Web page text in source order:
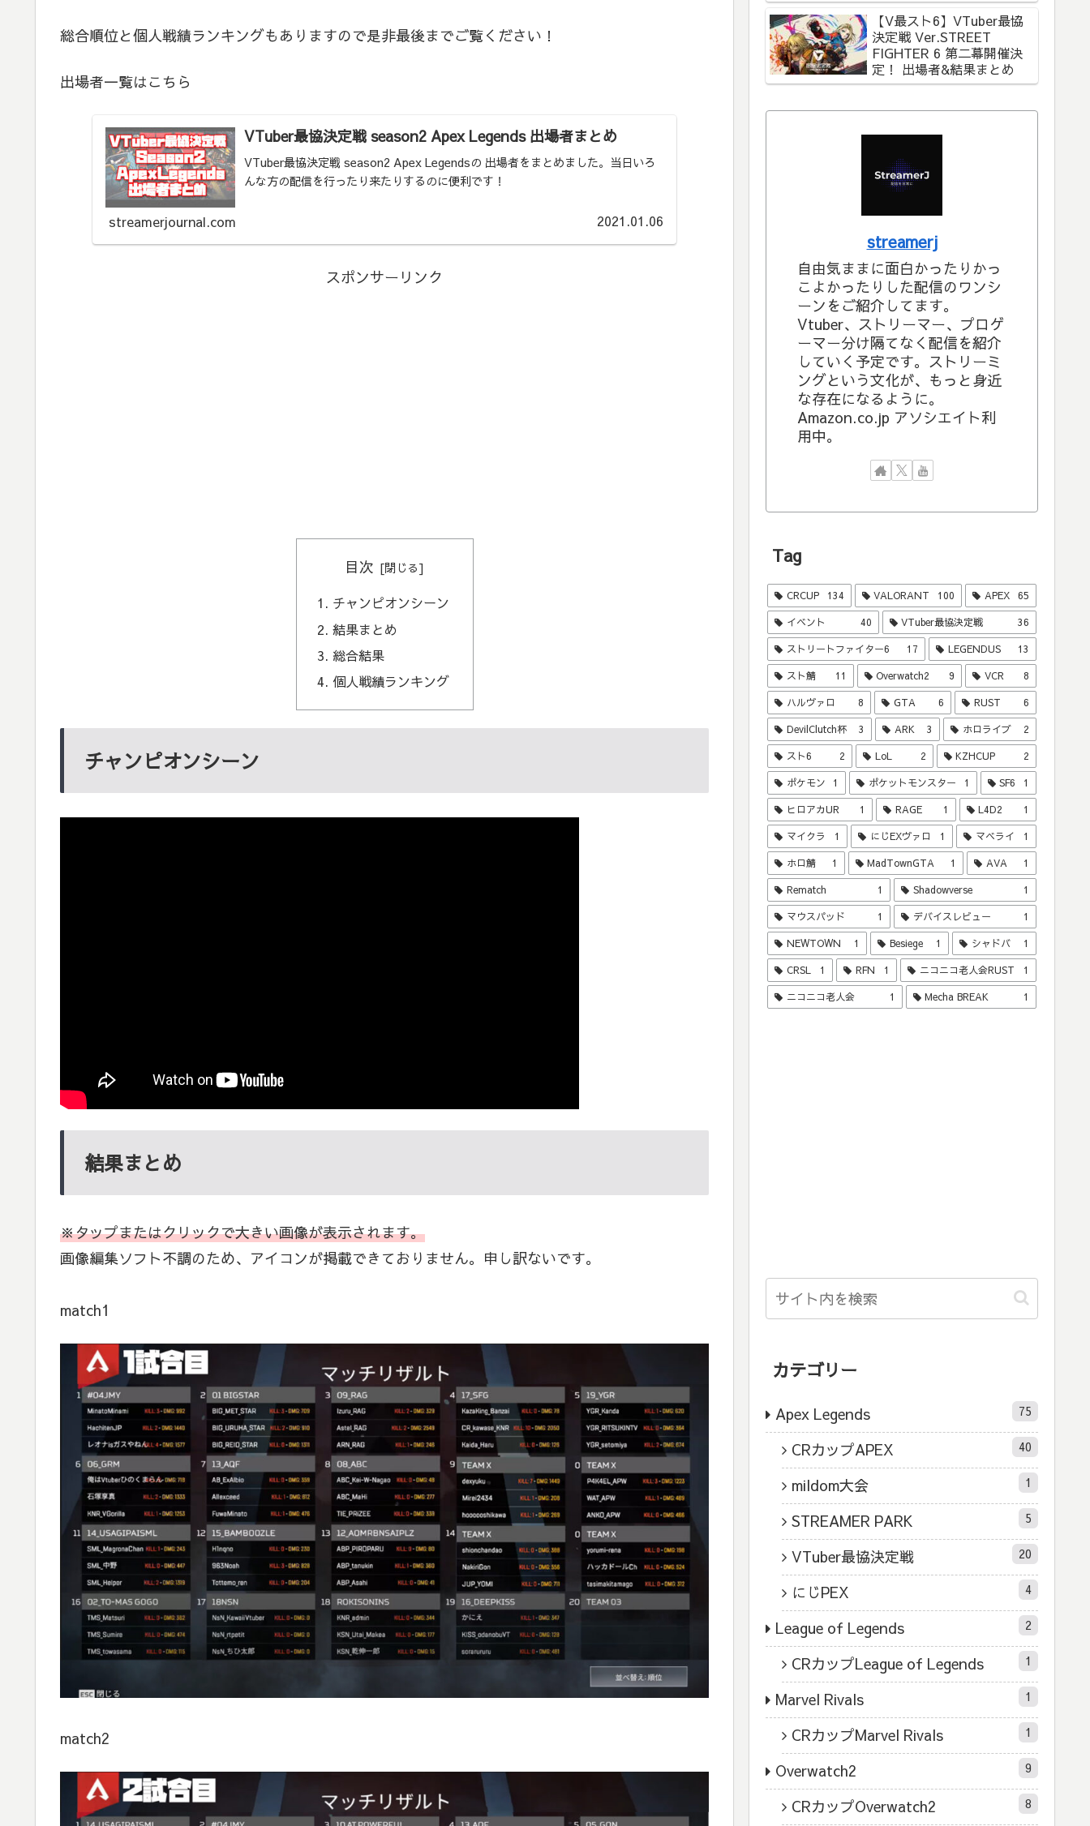
総合順位と個人戦績ランキングもありますので是非最後までご覧ください！
出場者一覧はこちら
VTuber最協決定戦 season2 Apex Legends 出場者まとめ
VTuber最協決定戦 season2 Apex Legendsの 出場者をまとめました。当日いろ
んな方の配信を行ったり来たりするのに便利です！
streamerjournal.com 2021.01.06
スポンサーリンク
目次
チャンピオンシーン
結果まとめ
総合結果
個人戦績ランキング
チャンピオンシーン
結果まとめ
※タップまたはクリックで大きい画像が表示されます。
画像編集ソフト不調のため、アイコンが掲載できておりません。申し訳ないです。
match1
match2
【V最スト6】VTuber最協
決定戦 Ver.STREET
FIGHTER 6 第二幕開催決
定！ 出場者&結果まとめ
streamerj
自由気ままに面白かったりかっ
こよかったりした配信のワンシ
ーンをご紹介してます。
Vtuber、ストリーマー、プロゲ
ーマー分け隔てなく配信を紹介
していく予定です。ストリーミ
ングという文化が、もっと身近
な存在になるように。
Amazon.co.jp アソシエイト利
用中。
Tag
CRCUP 134 VALORANT 100 APEX 65
イベント 40 VTuber最協決定戦 36
ストリートファイター6 17 LEGENDUS 13
スト鯖 11 Overwatch2 9 VCR 8
ハルヴァロ 8 GTA 6 RUST 6
DevilClutch杯 3 ARK 3 ホロライブ 2
スト6 2 LoL 2 KZHCUP 2
ポケモン 1 ポケットモンスター 1 SF6 1
ヒロアカUR 1 RAGE 1 L4D2 1
マイクラ 1 にじEXヴァロ 1 マベライ 1
ホロ鯖 1 MadTownGTA 1 AVA 1
Rematch 1 Shadowverse 1
マウスパッド 1 デバイスレビュー 1
NEWTOWN 1 Besiege 1 シャドバ 1
CRSL 1 RFN 1 ニコニコ老人会RUST 1
ニコニコ老人会 1 Mecha BREAK 1
カテゴリー
Apex Legends 75
CRカップAPEX 40
mildom大会 1
STREAMER PARK 5
VTuber最協決定戦 20
にじPEX 4
League of Legends 2
CRカップLeague of Legends 1
Marvel Rivals 1
CRカップMarvel Rivals 1
Overwatch2 9
CRカップOverwatch2 8